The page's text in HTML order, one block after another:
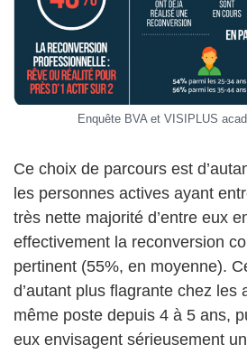
Enquête BVA et VISIPLUS
Ce choix de parcours est
les personnes actives ayant
très nette majorité d’entre eux
effectivement la reconversion
pertinent (55%, en moyenne).
d’autant plus flagrante chez les
même poste depuis 4 à 5 ans,
eux envisagent sérieusement